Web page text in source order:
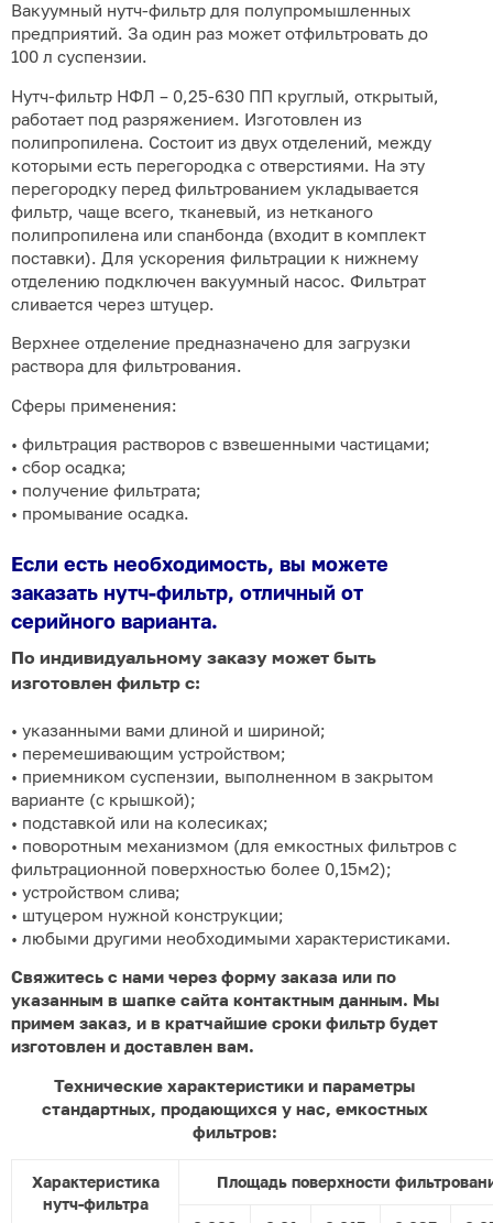
Вакуумный нутч-фильтр для полупромышленных
предприятий. За один раз может отфильтровать до
100 л суспензии.
Нутч-фильтр НФЛ – 0,25-630 ПП круглый, открытый,
работает под разряжением. Изготовлен из
полипропилена. Состоит из двух отделений, между
которыми есть перегородка с отверстиями. На эту
перегородку перед фильтрованием укладывается
фильтр, чаще всего, тканевый, из нетканого
полипропилена или спанбонда (входит в комплект
поставки). Для ускорения фильтрации к нижнему
отделению подключен вакуумный насос. Фильтрат
сливается через штуцер.
Верхнее отделение предназначено для загрузки
раствора для фильтрования.
Сферы применения:
• фильтрация растворов с взвешенными частицами;
• сбор осадка;
• получение фильтрата;
• промывание осадка.
Если есть необходимость, вы можете
заказать нутч-фильтр, отличный от
серийного варианта.
По индивидуальному заказу может быть
изготовлен фильтр с:
• указанными вами длиной и шириной;
• перемешивающим устройством;
• приемником суспензии, выполненном в закрытом
варианте (с крышкой);
• подставкой или на колесиках;
• поворотным механизмом (для емкостных фильтров с
фильтрационной поверхностью более 0,15м2);
• устройством слива;
• штуцером нужной конструкции;
• любыми другими необходимыми характеристиками.
Свяжитесь с нами через форму заказа или по
указанным в шапке сайта контактным данным. Мы
примем заказ, и в кратчайшие сроки фильтр будет
изготовлен и доставлен вам.
Технические характеристики и параметры
стандартных, продающихся у нас, емкостных
фильтров:
Характеристика
нутч-фильтра
Площадь поверхности